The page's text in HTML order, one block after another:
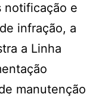
notificação e
infração, a
a Linha
manutenção